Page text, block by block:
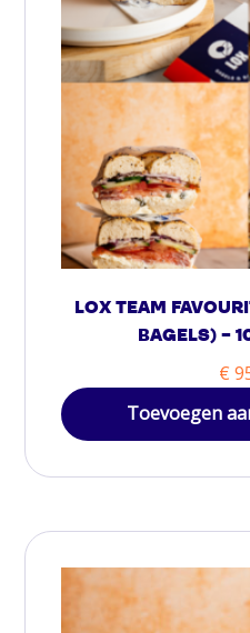
LOX TEAM
BAGELS) –
€
Toevoegen